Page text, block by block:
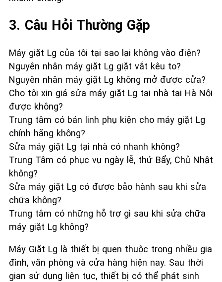
3. Câu Hỏi Thường Gặp
Máy giặt Lg của tôi tại sao lại không vào điện?
Nguyên nhân máy giặt Lg giặt vắt kêu to?
Nguyên nhân máy giặt Lg không mở được cửa?
Cho tôi xin giá sửa máy giặt Lg tại nhà tại Hà Nội
được không?
Trung tâm có bán linh phụ kiện cho máy giặt Lg
chính hãng không?
Sửa máy giặt Lg tại nhà có nhanh không?
Trung Tâm có phục vụ ngày lễ, thứ Bẩy, Chủ Nhật
không?
Sửa máy giặt Lg có được bảo hành sau khi sửa
chữa không?
Trung tâm có những hỗ trợ gì sau khi sửa chữa
máy giặt Lg không?
Máy Giặt Lg là thiết bị quen thuộc trong nhiều gia
đình, văn phòng và cửa hàng hiện nay. Sau thời
gian sử dụng liên tục, thiết bị có thể phát sinh